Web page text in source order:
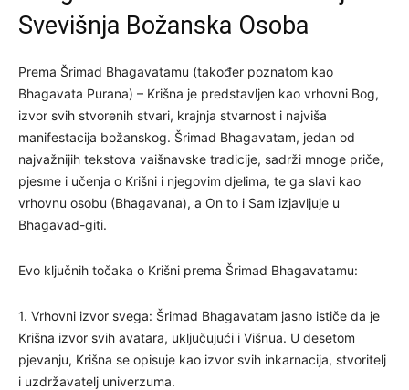
Svevišnja Božanska Osoba
Prema Šrimad Bhagavatamu (također poznatom kao
Bhagavata Purana) – Krišna je predstavljen kao vrhovni Bog,
izvor svih stvorenih stvari, krajnja stvarnost i najviša
manifestacija božanskog. Šrimad Bhagavatam, jedan od
najvažnijih tekstova vaišnavske tradicije, sadrži mnoge priče,
pjesme i učenja o Krišni i njegovim djelima, te ga slavi kao
vrhovnu osobu (Bhagavana), a On to i Sam izjavljuje u
Bhagavad-giti.
Evo ključnih točaka o Krišni prema Šrimad Bhagavatamu:
1. Vrhovni izvor svega: Šrimad Bhagavatam jasno ističe da je
Krišna izvor svih avatara, uključujući i Višnua. U desetom
pjevanju, Krišna se opisuje kao izvor svih inkarnacija, stvoritelj
i uzdržavatelj univerzuma.